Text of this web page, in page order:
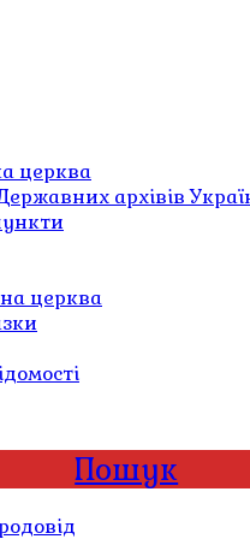
церква
архівів
церква
Пошук